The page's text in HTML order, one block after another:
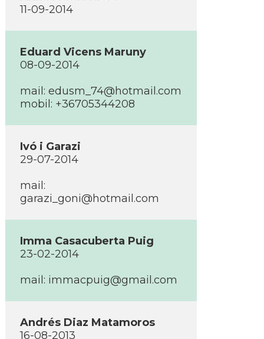
11-09-2014
Eduard Vicens Maruny
08-09-2014
mail: edusm_74@hotmail.com
mobil: +36705344208
Ivó i Garazi
29-07-2014
mail:
garazi_goni@hotmail.com
Imma Casacuberta Puig
23-02-2014
mail: immacpuig@gmail.com
Andrés Diaz Matamoros
16-08-2013